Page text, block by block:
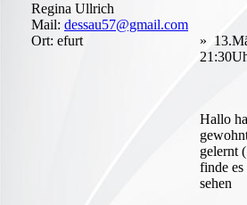
Regina Ullrich
Mail: dessau57@gmail.com
Ort: efurt
»
Hallo
gelernt
finde
sehen